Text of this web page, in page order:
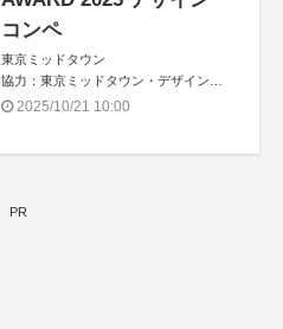
コンペ
東京ミッドタウン
協力：東京ミッドタウン・デザインハ
ブ、株式会社JDN
2025/10/21 10:00
PR